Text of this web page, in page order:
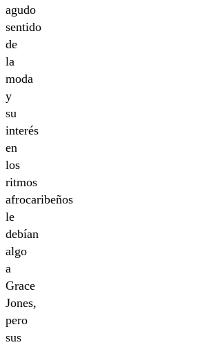
agudo
sentido
de
la
moda
y
su
interés
en
los
ritmos
afrocaribeños
le
debían
algo
a
Grace
Jones,
pero
sus